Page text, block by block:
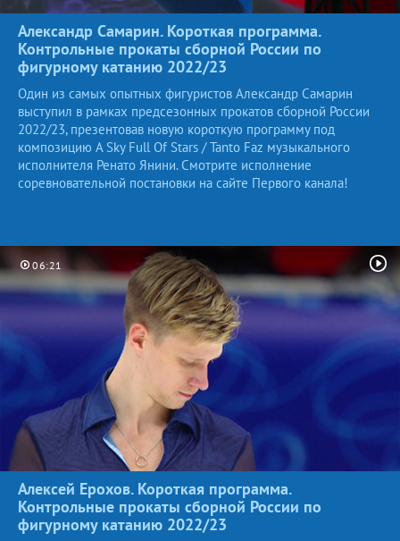
Александр Самарин. Короткая программа.
Контрольные прокаты сборной России по
фигурному катанию 2022/23
Один из самых опытных фигуристов Александр Самарин
выступил в рамках предсезонных прокатов сборной России
2022/23, презентовав новую короткую программу под
композицию A Sky Full Of Stars / Tanto Faz музыкального
исполнителя Ренато Янини. Смотрите исполнение
соревновательной постановки на сайте Первого канала!
06:21
Алексей Ерохов. Короткая программа.
Контрольные прокаты сборной России по
фигурному катанию 2022/23